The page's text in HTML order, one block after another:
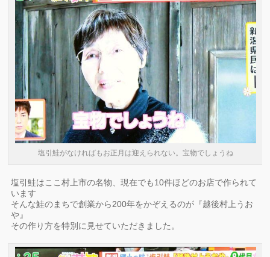
塩引鮭がなければもお正月は迎えられない。宝物でしょうね
塩引鮭はここ村上市の名物、現在でも10件ほどのお店で作られて
います
そんな鮭のまちで創業から200年をかぞえるのが『越後村上うお
や』
その作り方を特別に見せていただきました。